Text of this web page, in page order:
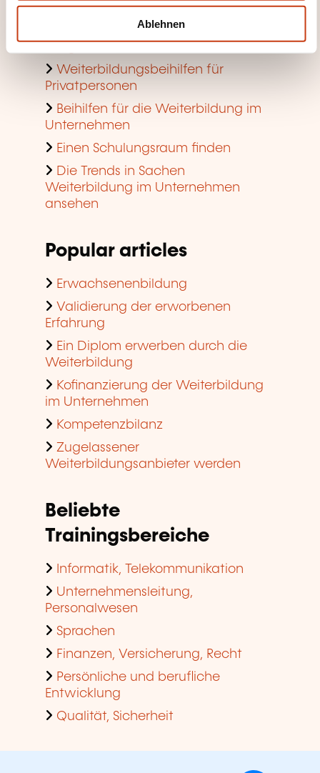
Ablehnen
suchen
Suche nach Berufen und
Weiterbildungsbeihilfen für
Privatpersonen
Beihilfen für die Weiterbildung im
Unternehmen
Einen Schulungsraum finden
Die Trends in Sachen
Weiterbildung im Unternehmen
ansehen
Popular articles
Erwachsenenbildung
Validierung der erworbenen
Erfahrung
Ein Diplom erwerben durch die
Weiterbildung
Kofinanzierung der Weiterbildung
im Unternehmen
Kompetenzbilanz
Zugelassener
Weiterbildungsanbieter werden
Beliebte
Trainingsbereiche
Informatik, Telekommunikation
Unternehmensleitung,
Personalwesen
Sprachen
Finanzen, Versicherung, Recht
Persönliche und berufliche
Entwicklung
Qualität, Sicherheit